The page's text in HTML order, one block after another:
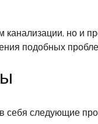
но и
подобных
себя следующие